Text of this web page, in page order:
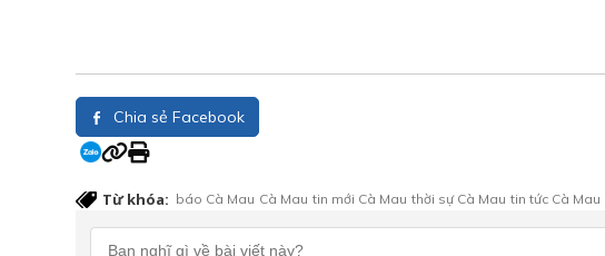
Chia sẻ Facebook
Từ khóa: báo Cà Mau Cà Mau tin mới Cà Mau thời sự Cà Mau tin tức Cà Mau